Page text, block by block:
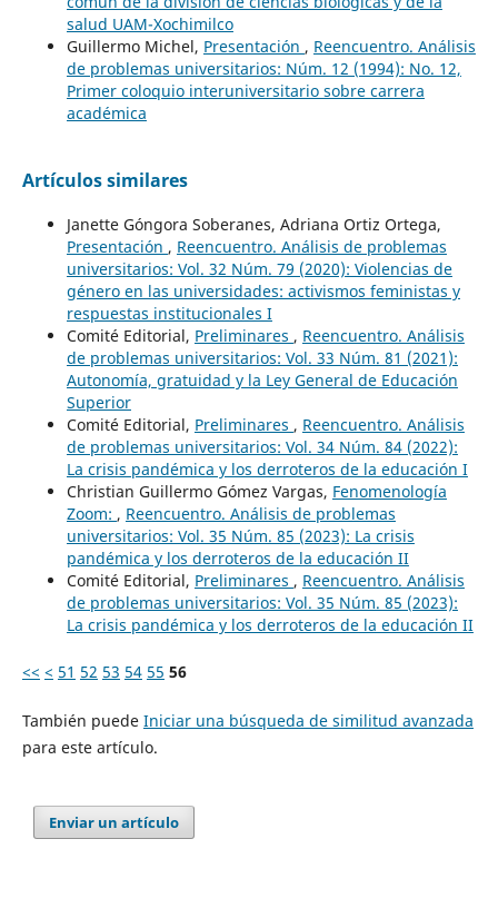
salud UAM-Xochimilco
Guillermo Michel, Presentación , Reencuentro. Análisis
de problemas universitarios: Núm. 12 (1994): No. 12,
Primer coloquio interuniversitario sobre carrera
académica
Artículos similares
Janette Góngora Soberanes, Adriana Ortiz Ortega,
Presentación , Reencuentro. Análisis de problemas
universitarios: Vol. 32 Núm. 79 (2020): Violencias de
género en las universidades: activismos feministas y
respuestas institucionales I
Comité Editorial, Preliminares , Reencuentro. Análisis
de problemas universitarios: Vol. 33 Núm. 81 (2021):
Autonomía, gratuidad y la Ley General de Educación
Superior
Comité Editorial, Preliminares , Reencuentro. Análisis
de problemas universitarios: Vol. 34 Núm. 84 (2022):
La crisis pandémica y los derroteros de la educación I
Christian Guillermo Gómez Vargas, Fenomenología
Zoom: , Reencuentro. Análisis de problemas
universitarios: Vol. 35 Núm. 85 (2023): La crisis
pandémica y los derroteros de la educación II
Comité Editorial, Preliminares , Reencuentro. Análisis
de problemas universitarios: Vol. 35 Núm. 85 (2023):
La crisis pandémica y los derroteros de la educación II
<< < 51 52 53 54 55 56
También puede Iniciar una búsqueda de similitud avanzada
para este artículo.
Enviar un artículo